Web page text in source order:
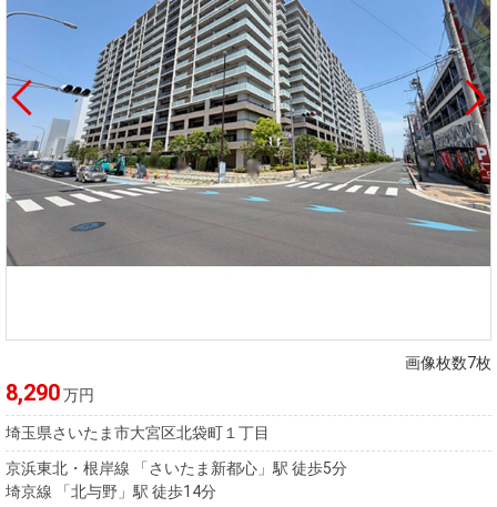
画像枚数7枚
8,290万円
埼玉県さいたま市大宮区北袋町１丁目
京浜東北・根岸線 「さいたま新都心」駅 徒歩5分
埼京線 「北与野」駅 徒歩14分